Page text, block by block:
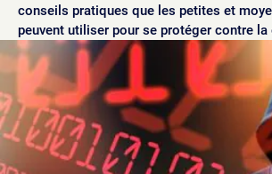
conseils pratiques que les petites et
peuvent utiliser pour se protéger contre